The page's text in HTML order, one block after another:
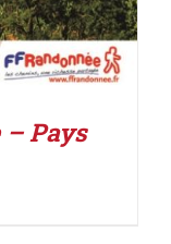
– Pays